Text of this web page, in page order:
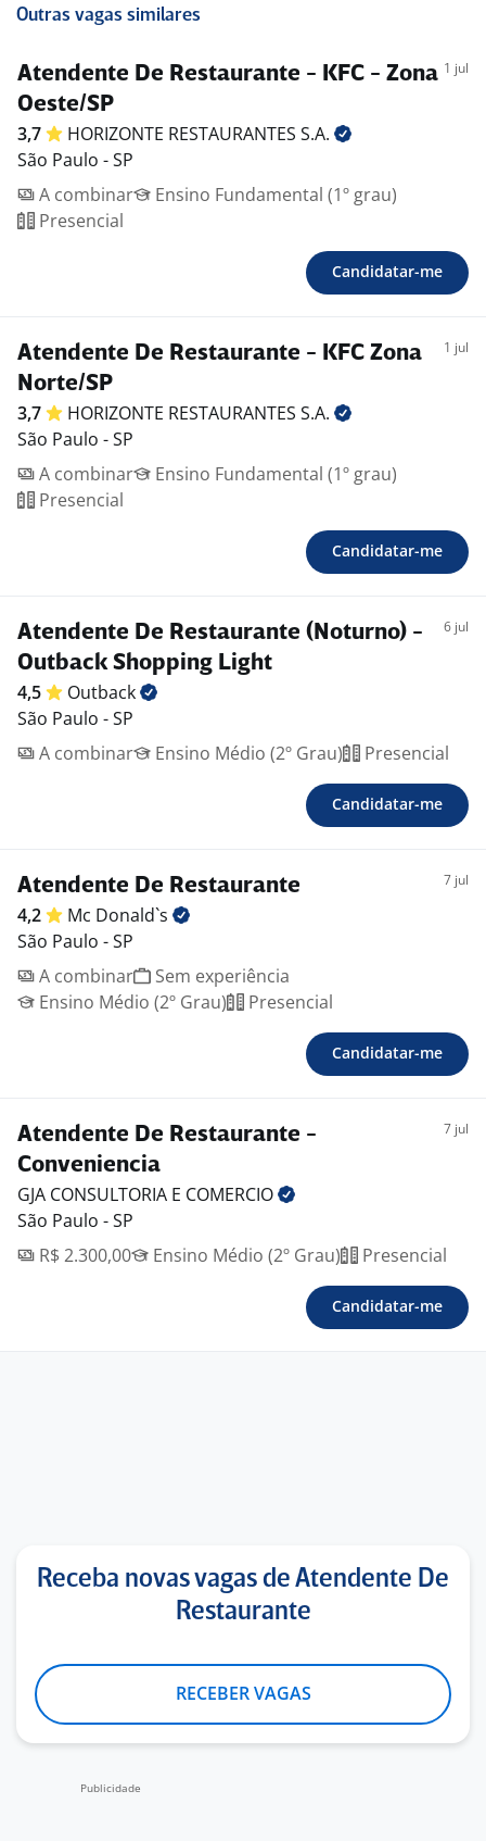
Outras vagas similares
Atendente De Restaurante - KFC - Zona
Oeste/SP
1 jul
3,7 HORIZONTE RESTAURANTES S.A.
São Paulo - SP
A combinar
Ensino Fundamental (1º grau)
Presencial
Candidatar-me
Atendente De Restaurante - KFC Zona
Norte/SP
1 jul
3,7 HORIZONTE RESTAURANTES S.A.
São Paulo - SP
A combinar
Ensino Fundamental (1º grau)
Presencial
Candidatar-me
Atendente De Restaurante (Noturno) -
Outback Shopping Light
6 jul
4,5
Outback
São Paulo - SP
A combinar
Ensino Médio (2º Grau) Presencial
Candidatar-me
Atendente De Restaurante 7 jul
4,2 Mc Donald`s
São Paulo - SP
A combinar
Sem experiência
Ensino Médio (2º Grau)
Presencial
Candidatar-me
Atendente De Restaurante -
Conveniencia
7 jul
GJA CONSULTORIA E COMERCIO
São Paulo - SP
R$ 2.300,00
Ensino Médio (2º Grau) Presencial
Candidatar-me
Receba novas vagas de Atendente De
Restaurante
RECEBER VAGAS